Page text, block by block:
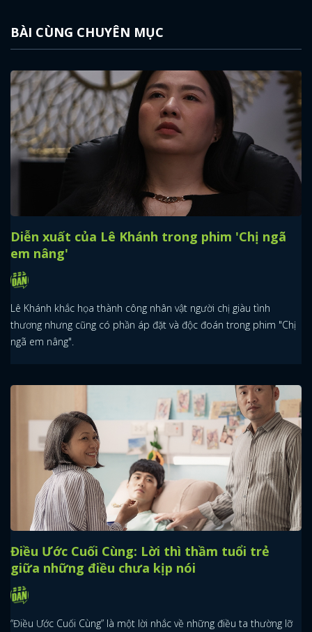
BÀI CÙNG CHUYÊN MỤC
Diễn xuất của Lê Khánh trong phim 'Chị ngã
em nâng'
Lê Khánh khắc họa thành công nhân vật người chị giàu tình
thương nhưng cũng có phần áp đặt và độc đoán trong phim "Chị
ngã em nâng".
Điều Ước Cuối Cùng: Lời thì thầm tuổi trẻ
giữa những điều chưa kịp nói
“Điều Ước Cuối Cùng” là một lời nhắc về những điều ta thường lỡ